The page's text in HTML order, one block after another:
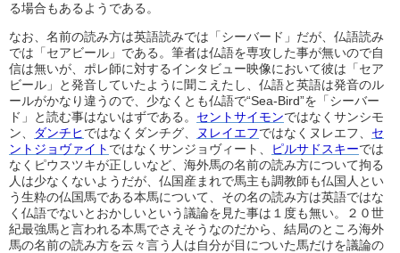
る場合もあるようである。
なお、名前の読み方は英語読みでは「シーバード」だが、仏語読み
では「セアビール」である。筆者は仏語を専攻した事が無いので自
信は無いが、ポレ師に対するインタビュー映像において彼は「セア
ビール」と発音していたように聞こえたし、仏語と英語は発音のル
ールがかなり違うので、少なくとも仏語で“Sea-Bird”を「シーバー
ド」と読む事はないはずである。 セントサイモンではなくサンシモ
ン、
ダンチヒ ではなくダンチグ、 ヌレイエフではなくヌレエフ、 セ
ントジョヴァイト ではなくサンジョヴィート、 ピルサドスキーでは
なくピウスツキが正しいなど、海外馬の名前の読み方について拘る
人は少なくないようだが、仏国産まれで馬主も調教師も仏国人とい
う生粋の仏国馬である本馬について、その名の読み方は英語ではな
く仏語でないとおかしいという議論を見た事は１度も無い。２０世
紀最強馬と言われる本馬でさえそうなのだから、結局のところ海外
馬の名前の読み方を云々言う人は自分が目についた馬だけを議論の